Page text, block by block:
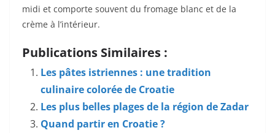
midi et comporte souvent du fromage blanc et de la
crème à l’intérieur.
Publications Similaires :
Les pâtes istriennes : une tradition
culinaire colorée de Croatie
Les plus belles plages de la région de Zadar
Quand partir en Croatie ?